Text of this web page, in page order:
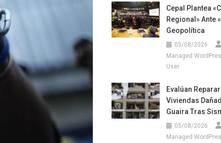
Cepal Plantea
Regional» Ante
Geopolítica
05/08/2026
Managed
User
Evalúan
Viviendas
Guaira Tras
05/08/2026
Managed